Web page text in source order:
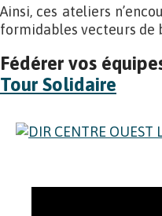
Ainsi, ces ateliers
formidables vecteurs de
Fédérer vos
Tour Solidaire